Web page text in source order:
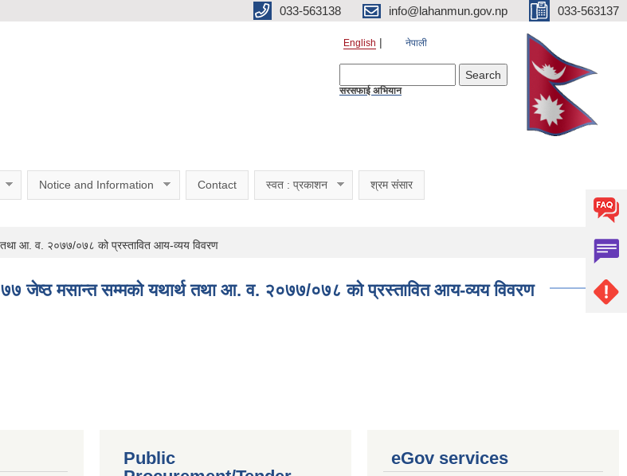
033-563138 info@lahanmun.gov.np 033-563137
English नेपाली
सरसफाई अभियान
Notice and Information Contact स्वत : प्रकाशन श्रम संसार
आ. व. २०७७/०७८ को प्रस्तावित आय-व्यय विवरण
मसान्त सम्मकाे यथार्थ तथा आ. व. २०७७/०७८ को प्रस्तावित आय-व्यय विवरण
Public
eGov services